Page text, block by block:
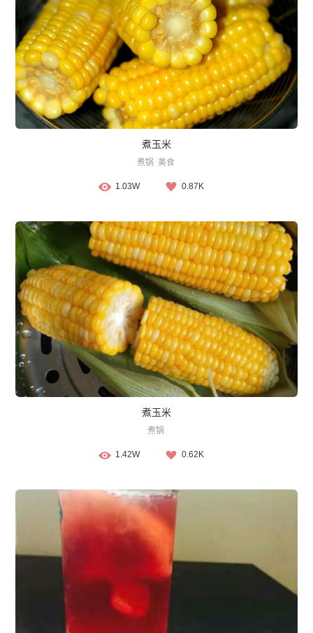
煮玉米
煮锅 美食
1.03W 0.87K
煮玉米
煮锅
1.42W 0.62K